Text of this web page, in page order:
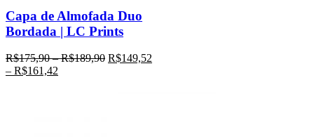
Capa de Almofada Duo
Bordada | LC Prints
R$175,90–R$189,90 R$149,52
– R$161,42